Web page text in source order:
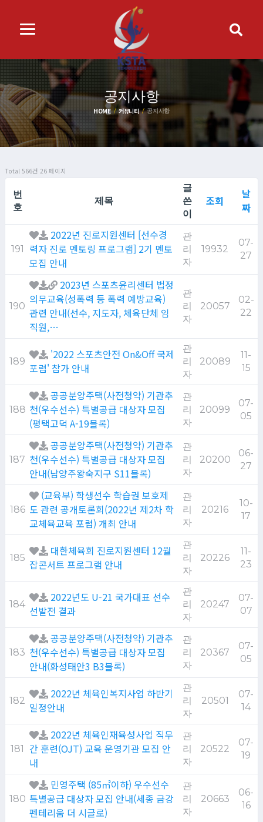
공지사항
HOME 커뮤니티 공지사항
Total 566건 26 페이지
번
호
제목
글
쓴
이
조회
날
짜
191
2022년 진로지원센터 [선수경
력자 진로 멘토링 프로그램] 2기 멘토
모집 안내
관
리
자
19932
07-
27
190
2023년 스포츠윤리센터 법정
의무교육(성폭력 등 폭력 예방교육)
관련 안내(선수, 지도자, 체육단체 임
직원,…
관
리
자
20057
02-
22
189
'2022 스포츠안전 On&Off 국제
포럼' 참가 안내
관
리
자
20089
11-
15
188
공공분양주택(사전청약) 기관추
천(우수선수) 특별공급 대상자 모집
(평택고덕 A-19블록)
관
리
자
20099
07-
05
187
공공분양주택(사전청약) 기관추
천(우수선수) 특별공급 대상자 모집
안내(남양주왕숙지구 S11블록)
관
리
자
20200
06-
27
186
(교육부) 학생선수 학습권 보호제
도 관련 공개토론회(2022년 제2차 학
교체육교육 포럼) 개최 안내
관
리
자
20216
10-
17
185
대한체육회 진로지원센터 12월
잡콘서트 프로그램 안내
관
리
자
20226
11-
23
184
2022년도 U-21 국가대표 선수
선발전 결과
관
리
자
20247
07-
07
183
공공분양주택(사전청약) 기관추
천(우수선수) 특별공급 대상자 모집
안내(화성태안3 B3블록)
관
리
자
20367
07-
05
182
2022년 체육인복지사업 하반기
일정안내
관
리
자
20501
07-
14
181
2022년 체육인재육성사업 직무
간 훈련(OJT) 교육 운영기관 모집 안
내
관
리
자
20522
07-
19
180
민영주택 (85㎡이하) 우수선수
특별공급 대상자 모집 안내(세종 금강
펜테리움 더 시글로)
관
리
자
20663
06-
16